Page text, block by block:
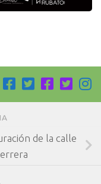
de la calle